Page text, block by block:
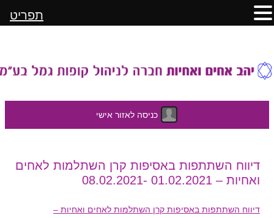
כניסה לאזור אישי
לתוכן
דיווח השתתפות באסיפות קרן השתלמות לאחים
ואחיות – 01.02.2021 -08.02.2021
דיווח השתתפות באסיפות קרן השתלמות לאחים ואחיות –
תפריט